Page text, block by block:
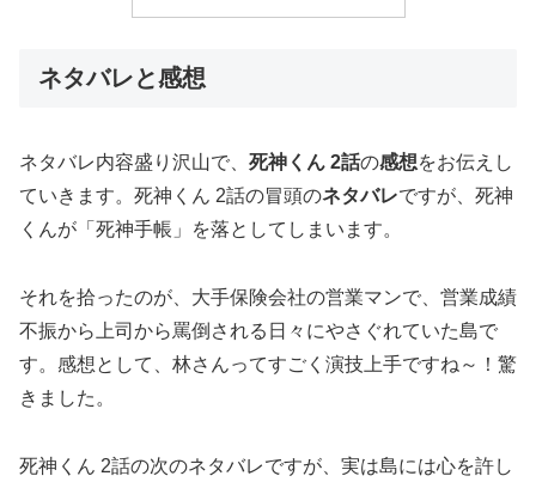
ネタバレと感想
ネタバレ内容盛り沢山で、 死神くん 2話の感想をお伝えし
ていきます。死神くん 2話の冒頭のネタバレですが、死神
くんが「死神手帳」を落としてしまいます。
それを拾ったのが、大手保険会社の営業マンで、営業成績
不振から上司から罵倒される日々にやさぐれていた島で
す。感想として、林さんってすごく演技上手ですね～！驚
きました。
死神くん 2話の次のネタバレですが、実は島には心を許し